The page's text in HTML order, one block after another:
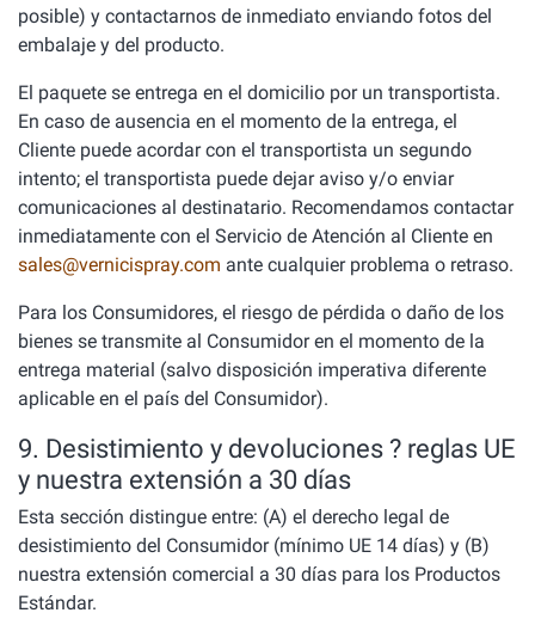
posible) y contactarnos de inmediato enviando fotos del
embalaje y del producto.
El paquete se entrega en el domicilio por un transportista.
En caso de ausencia en el momento de la entrega, el
Cliente puede acordar con el transportista un segundo
intento; el transportista puede dejar aviso y/o enviar
comunicaciones al destinatario. Recomendamos contactar
inmediatamente con el Servicio de Atención al Cliente en
sales@vernicispray.com ante cualquier problema o retraso.
Para los Consumidores, el riesgo de pérdida o daño de los
bienes se transmite al Consumidor en el momento de la
entrega material (salvo disposición imperativa diferente
aplicable en el país del Consumidor).
9. Desistimiento y devoluciones ? reglas UE
y nuestra extensión a 30 días
Esta sección distingue entre: (A) el derecho legal de
desistimiento del Consumidor (mínimo UE 14 días) y (B)
nuestra extensión comercial a 30 días para los Productos
Estándar.